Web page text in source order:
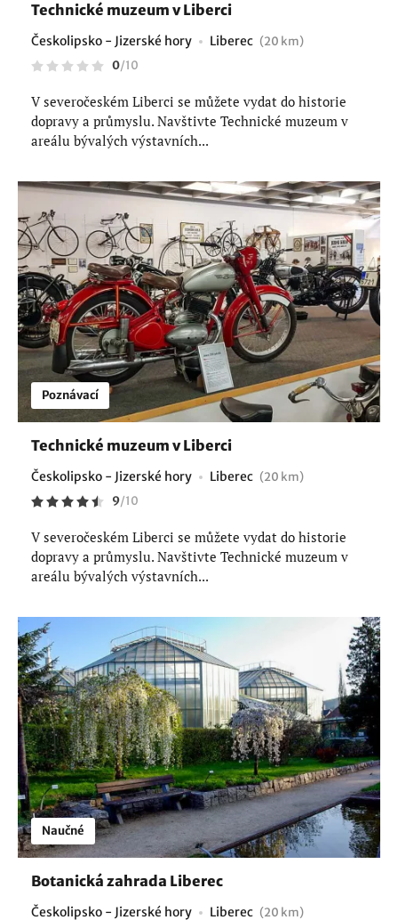
Technické muzeum v Liberci
Českolipsko - Jizerské hory Liberec (20 km)
0/10
V severočeském Liberci se můžete vydat do historie
dopravy a průmyslu. Navštivte Technické muzeum v
areálu bývalých výstavních...
Poznávací
Technické muzeum v Liberci
Českolipsko - Jizerské hory Liberec (20 km)
9/10
V severočeském Liberci se můžete vydat do historie
dopravy a průmyslu. Navštivte Technické muzeum v
areálu bývalých výstavních...
Naučné
Botanická zahrada Liberec
Českolipsko - Jizerské hory Liberec (20 km)